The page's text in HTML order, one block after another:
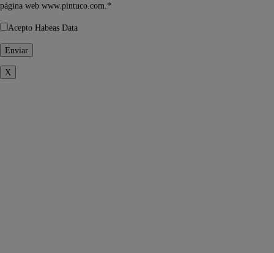
página web www.pintuco.com.*
Acepto Habeas Data
X